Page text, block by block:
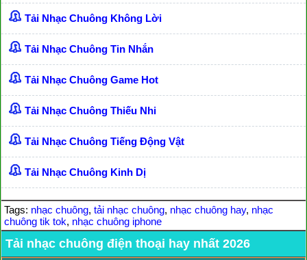
Tải Nhạc Chuông Không Lời
Tải Nhạc Chuông Tin Nhắn
Tải Nhạc Chuông Game Hot
Tải Nhạc Chuông Thiếu Nhi
Tải Nhạc Chuông Tiếng Động Vật
Tải Nhạc Chuông Kinh Dị
Tags: nhạc chuông, tải nhạc chuông, nhạc chuông hay, nhạc
chuông tik tok, nhạc chuông iphone
Tải nhạc chuông điện thoại hay nhất 2026